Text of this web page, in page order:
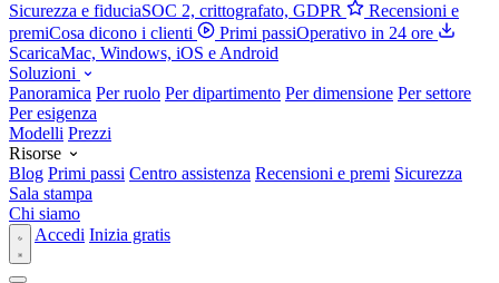
Sicurezza e fiduciaSOC 2, crittografato, GDPR
Recensioni e
premiCosa dicono i clienti Primi passiOperativo in 24 ore
ScaricaMac, Windows, iOS e Android
Soluzioni
Panoramica Per ruolo Per dipartimento Per dimensione Per settore
Per esigenza
Modelli Prezzi
Risorse
Blog Primi passi Centro assistenza Recensioni e premi Sicurezza
Sala stampa
Chi siamo
Accedi Inizia gratis